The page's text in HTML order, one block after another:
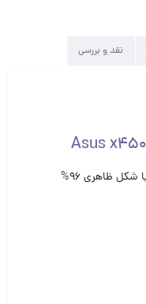
نقد و بررسی